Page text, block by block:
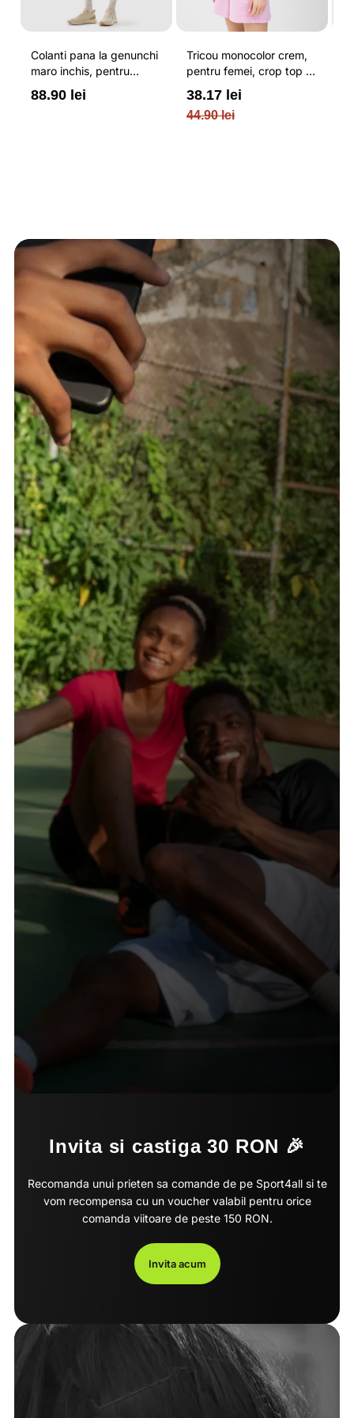
Colanti pana la genunchi
maro inchis, pentru
femei, cu striatii si
cusaturi plate 4F
88.90 lei
Tricou monocolor crem,
pentru femei, crop top si
croiala slim 4F
44.90 lei
38.17 lei
Invita si castiga 30 RON 🎉
Recomanda unui prieten sa comande de pe Sport4all si te
vom recompensa cu un voucher valabil pentru orice
comanda viitoare de peste 150 RON.
Invita acum